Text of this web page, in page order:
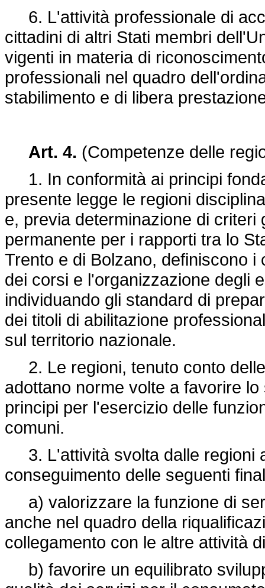
6. L'attività professionale di
cittadini di altri Stati membri
vigenti in materia di
professionali nel quadro
stabilimento e di libera
Art. 4. (Competenze delle
1. In conformità ai principi
presente legge le regioni
e, previa determinazione di
permanente per i rapporti tra lo
Trento e di Bolzano, definiscono
dei corsi e l'organizzazione degli
individuando gli standard di
dei titoli di abilitazione
sul territorio nazionale.
2. Le regioni, tenuto conto
adottano norme volte a favorire
principi per l'esercizio delle
comuni.
3. L'attività svolta dalle regioni
conseguimento delle seguenti
a) valorizzare la funzione di
anche nel quadro della
collegamento con le altre attività
b) favorire un equilibrato